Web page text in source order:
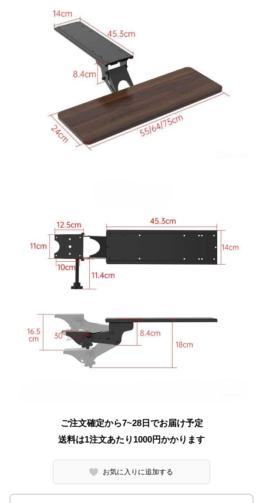
ご注文確定から7~28日でお届け予定
送料は1注文あたり 1000円かかります
お気に入りに追加する